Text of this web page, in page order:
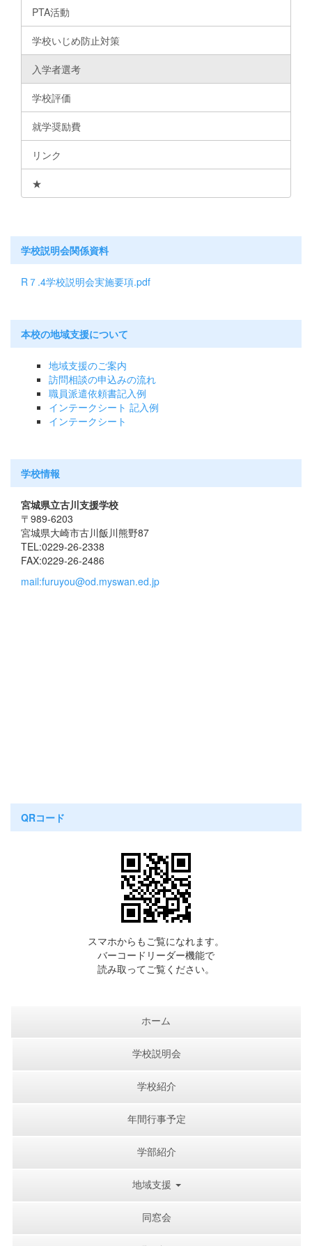
PTA活動
学校いじめ防止対策
入学者選考
学校評価
就学奨励費
リンク
★
学校説明会関係資料
R７.4学校説明会実施要項.pdf
本校の地域支援について
地域支援のご案内
訪問相談の申込みの流れ
職員派遣依頼書記入例
インテークシート 記入例
インテークシート
学校情報
宮城県立古川支援学校
〒989-6203
宮城県大崎市古川飯川熊野87
TEL:0229-26-2338
FAX:0229-26-2486
mail:furuyou@od.myswan.ed.jp
QRコード
スマホからもご覧になれます。
バーコードリーダー機能で
読み取ってご覧ください。
ホーム
学校説明会
学校紹介
年間行事予定
学部紹介
地域支援
同窓会